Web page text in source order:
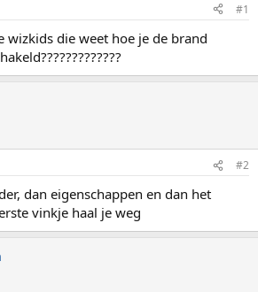
#1
wizkids die weet hoe je de brand
#2
dan eigenschappen en dan het
vinkje haal je weg